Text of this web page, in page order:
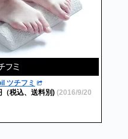
ツチフミ
税込、送料別) (2016/9/20